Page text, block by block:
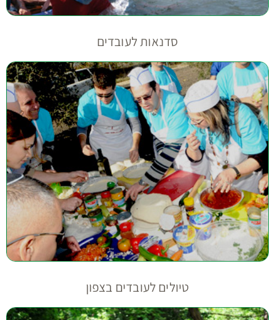
סדנאות לעובדים
טיולים לעובדים בצפון